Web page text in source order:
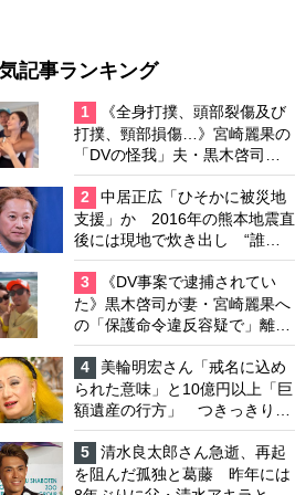
記事ランキング
1
《全身打撲、頭部裂傷及び
打撲、頸部損傷…》宮崎麗果の
「DVの怪我」夫・黒木啓司の
逮捕で始まる「夫婦の闘争」
2
中居正広「ひそかに被災地
支援」か 2016年の熊本地震直
後には現地で炊き出し “誰に
も知られなくて良い”と、むし
ろ強まる福祉活動への思い
3
《DV事案で逮捕されてい
た》黒木啓司が妻・宮崎麗果へ
の「保護命令違反容疑で」離婚
協議は「第二ステージ」へ
4
美輪明宏さん「戒名に込め
られた意味」と10億円以上「巨
額遺産の行方」 つきっきりで
私生活をサポートしていた元俳
優が相続か
5
清水良太郎さん急逝、再起
を阻んだ孤独と葛藤 昨年には